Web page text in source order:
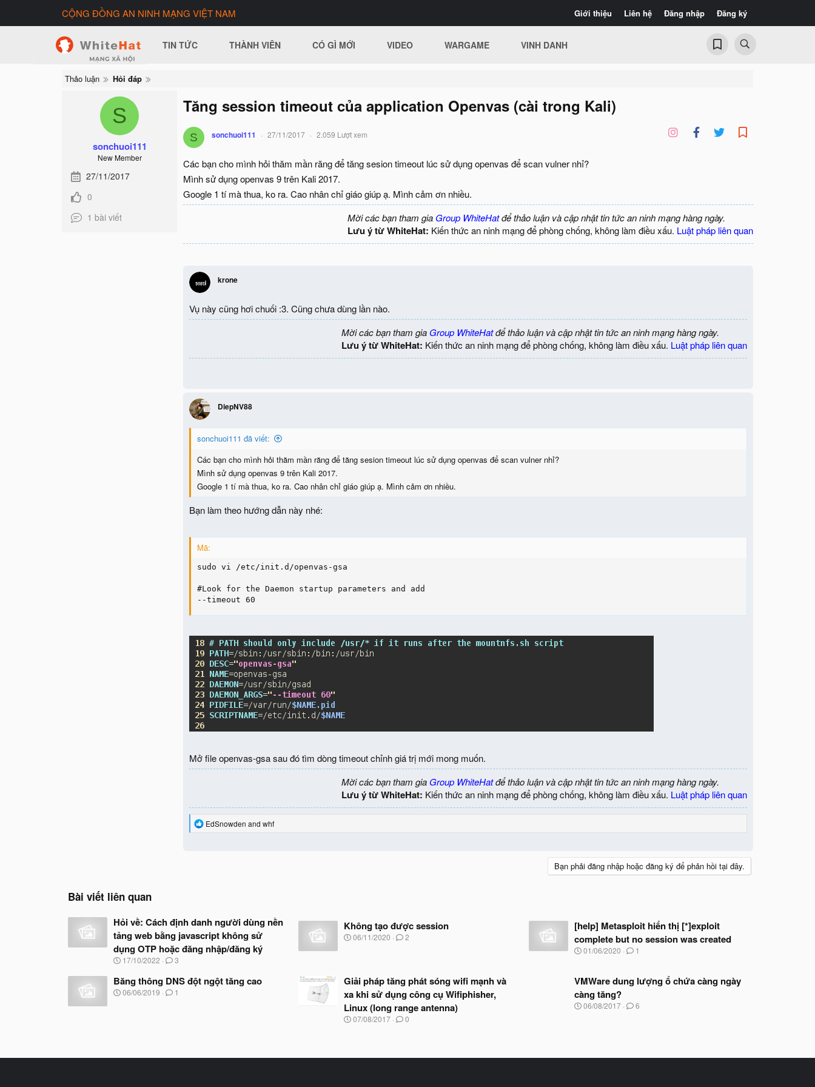
Giới thiệu Liên hệ Đăng nhập Đăng ký
CỘNG ĐỒNG AN NINH MẠNG VIỆT NAM
TIN TỨC THÀNH VIÊN CÓ GÌ MỚI VIDEO WARGAME VINH DANH
Thảo luận Hỏi đáp
S
sonchuoi111
New Member
27/11/2017
0
1 bài viết
Tăng session timeout của application Openvas (cài trong Kali)
S sonchuoi111 27/11/2017 2.059 Lượt xem
Các bạn cho mình hỏi thăm mần răng để tăng sesion timeout lúc sử dụng openvas để scan vulner nhỉ?
Mình sử dụng openvas 9 trên Kali 2017.
Google 1 tí mà thua, ko ra. Cao nhân chỉ giáo giúp ạ. Mình cảm ơn nhiều.
Mời các bạn tham gia Group WhiteHatđể thảo luận và cập nhật tin tức an ninh mạng hàng ngày.
Lưu ý từ WhiteHat: Kiến thức an ninh mạng để phòng chống, không làm điều xấu. Luật pháp liên quan
krone
Vụ này cũng hơi chuối :3. Cũng chưa dùng lần nào.
Mời các bạn tham gia Group WhiteHatđể thảo luận và cập nhật tin tức an ninh mạng hàng ngày.
Lưu ý từ WhiteHat: Kiến thức an ninh mạng để phòng chống, không làm điều xấu. Luật pháp liên quan
DiepNV88
sonchuoi111 đã viết:
Các bạn cho mình hỏi thăm mần răng để tăng sesion timeout lúc sử dụng openvas để scan vulner nhỉ?
Mình sử dụng openvas 9 trên Kali 2017.
Google 1 tí mà thua, ko ra. Cao nhân chỉ giáo giúp ạ. Mình cảm ơn nhiều.
Bạn làm theo hướng dẫn này nhé:
Mã:
sudo vi /etc/init.d/openvas-gsa
#Look for the Daemon startup parameters and add
--timeout 60
Mở file openvas-gsa sau đó tìm dòng timeout chỉnh giá trị mới mong muốn.
Mời các bạn tham gia Group WhiteHatđể thảo luận và cập nhật tin tức an ninh mạng hàng ngày.
Lưu ý từ WhiteHat: Kiến thức an ninh mạng để phòng chống, không làm điều xấu. Luật pháp liên quan
R
EdSnowden and whf
Bạn phải đăng nhập hoặc đăng ký để phản hồi tại đây.
Bài viết liên quan
Hỏi về: Cách định danh người dùng nền
tảng web bằng javascript không sử
dụng OTP hoặc đăng nhập/đăng ký
N
à
y
b
17/10/2022 3
Không tạo được session
N
b
ắ
t
đ
ầ
u
06/11/2020 2
[help] Metasploit hiển thị [*]exploit
complete but no session was created
N
y
ắ
t
01/06/2020 1
Băng thông DNS đột ngột tăng cao
N
đ
06/06/2019 1
Giải pháp tăng phát sóng wifi mạnh và
xa khi sử dụng công cụ Wifiphisher,
Linux (long range antenna)
N
b
07/08/2017 0
VMWare dung lượng ổ chứa càng ngày
càng tăng?
N
06/08/2017 6